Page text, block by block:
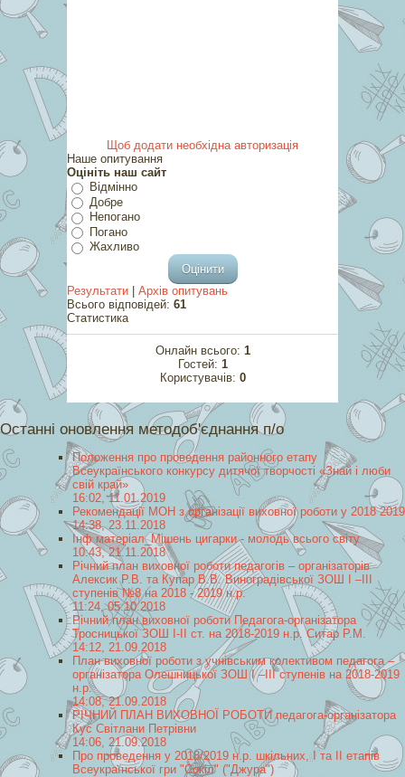
Щоб додати необхідна авторизація
Наше опитування
Оцініть наш сайт
Відмінно
Добре
Непогано
Погано
Жахливо
Результати
Архів опитувань
Всього відповідей: 61
Статистика
Онлайн всього: 1
Гостей: 1
Користувачів: 0
Останні оновлення методоб'єднання п/о
Положення про проведення районного етапу
Всеукраїнського конкурсу дитячої творчості «Знай і люби
свій край»
16:02, 11.01.2019
Рекомендації МОН з організації виховної роботи у 2018 2019
14:38, 23.11.2018
Інф матеріал_Мішень цигарки - молодь всього світу
10:43, 21.11.2018
Річний план виховної роботи педагогів – організаторів
Алексик Р.В. та Купар В.В. Виноградівської ЗОШ І –ІІІ
ступенів №8 на 2018 - 2019 н.р.
11:24, 05.10.2018
Річний план виховної роботи Педагога-організатора
Тросницької ЗОШ I-II ст. на 2018-2019 н.р. Ситар Р.М.
14:12, 21.09.2018
План виховної роботи з учнівським колективом педагога –
організаторa Олешницької ЗОШ І –ІІІ ступенів на 2018-2019
н.р.
14:08, 21.09.2018
РІЧНИЙ ПЛАН ВИХОВНОЇ РОБОТИ педагога-організатора
Кус Світлани Петрівни
14:06, 21.09.2018
Про проведення у 2018/2019 н.р. шкільних, І та ІІ етапів
Всеукраїнської гри "Сокіл" ("Джура")